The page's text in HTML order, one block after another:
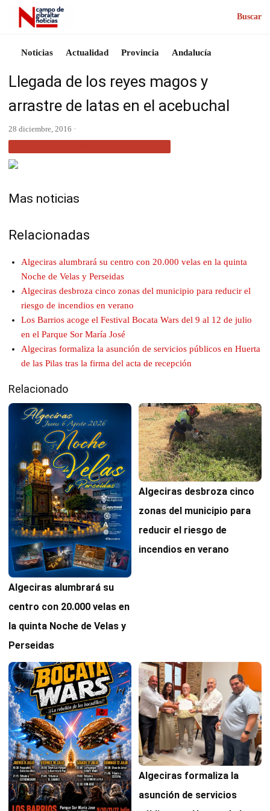
Buscar
Noticias Actualidad Provincia Andalucía
Llegada de los reyes magos y
arrastre de latas en el acebuchal
28 diciembre, 2016 ·
Mas noticias
Relacionadas
Algeciras alumbrará su centro con 20.000 velas en la quinta
Noche de Velas y Perseidas
Algeciras desbroza cinco zonas del municipio para reducir el
riesgo de incendios en verano
Los Barrios acoge el Festival Bocata Wars del 9 al 12 de julio
en el Parque Sor María José
Algeciras formaliza la asunción de servicios públicos en Huerta
de las Pilas tras la firma del acta de recepción
Relacionado
Algeciras alumbrará su
centro con 20.000 velas en
la quinta Noche de Velas y
Perseidas
Algeciras desbroza cinco
zonas del municipio para
reducir el riesgo de
incendios en verano
Algeciras formaliza la
asunción de servicios